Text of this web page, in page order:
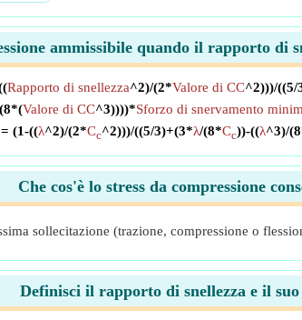
ammissibile quando il rapporto di
Rapporto di snellezza^2)/(2*Valore di CC^2)))/((5/
Valore di CC^3))))*Sforzo di snervamento
= (1-((λ^2)/(2*Cc^2)))/((5/3)+(3*λ/(8*Cc))-((λ^3)/
Che cos'è lo stress da compressione
sollecitazione (trazione, compressione o
Definisci il rapporto di snellezza e il suo